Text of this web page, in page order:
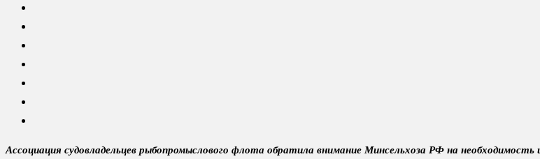
Ассоциация судовладельцев рыбопромыслового флота обратила внимание Минсельхоза РФ на